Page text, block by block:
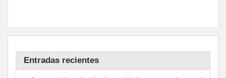
Entradas recientes